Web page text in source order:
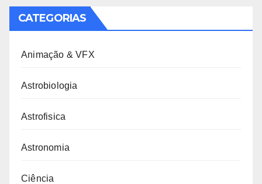
CATEGORIAS
Animação & VFX
Astrobiologia
Astrofisica
Astronomia
Ciência